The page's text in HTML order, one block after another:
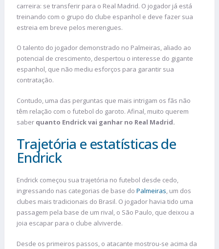
carreira: se transferir para o Real Madrid. O jogador já está
treinando com o grupo do clube espanhol e deve fazer sua
estreia em breve pelos merengues.
O talento do jogador demonstrado no Palmeiras, aliado ao
potencial de crescimento, despertou o interesse do gigante
espanhol, que não mediu esforços para garantir sua
contratação.
Contudo, uma das perguntas que mais intrigam os fãs não
têm relação com o futebol do garoto. Afinal, muito querem
saber quanto Endrick vai ganhar no Real Madrid.
Trajetória e estatísticas de
Endrick
Endrick começou sua trajetória no futebol desde cedo,
ingressando nas categorias de base do Palmeiras, um dos
clubes mais tradicionais do Brasil. O jogador havia tido uma
passagem pela base de um rival, o São Paulo, que deixou a
joia escapar para o clube alviverde.
Desde os primeiros passos, o atacante mostrou-se acima da